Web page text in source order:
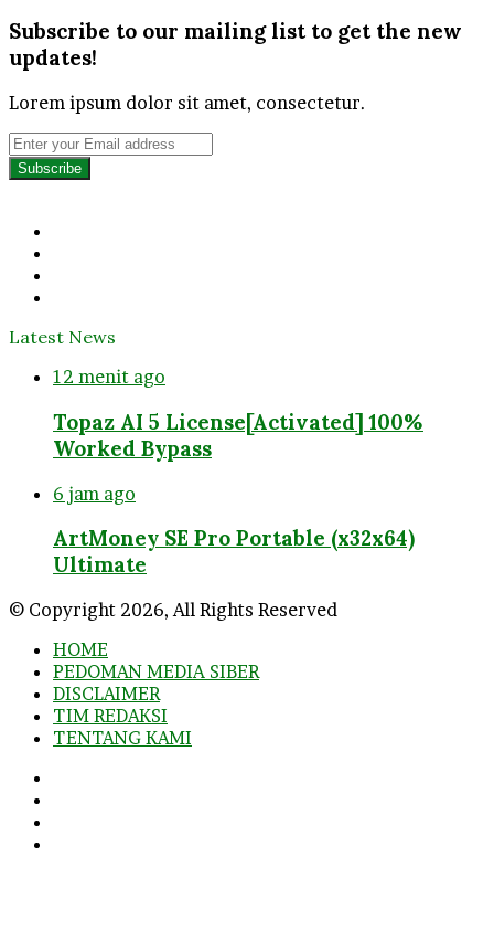
Subscribe to our mailing list to get the new
updates!
Lorem ipsum dolor sit amet, consectetur.
Enter
your
Email
Latest News
12 menit ago
Topaz AI 5 License[Activated] 100%
Worked Bypass
6 jam ago
ArtMoney SE Pro Portable (x32x64)
Ultimate
© Copyright 2026, All Rights Reserved
HOME
PEDOMAN MEDIA SIBER
DISCLAIMER
TIM REDAKSI
TENTANG KAMI